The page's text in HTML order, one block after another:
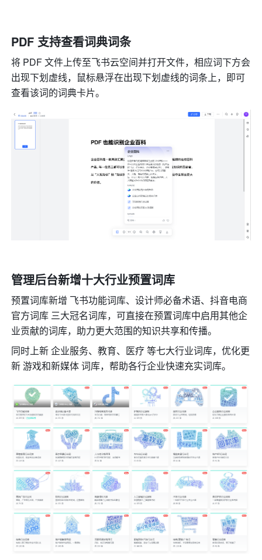
PDF 支持查看词典词条
将 PDF 文件上传至飞书云空间并打开文件，相应词下方会
出现下划虚线，鼠标悬浮在出现下划虚线的词条上，即可
查看该词的词典卡片。
管理后台新增十大行业预置词库
预置词库新增 飞书功能词库、设计师必备术语、抖音电商
官方词库 三大冠名词库，可直接在预置词库中启用其他企
业贡献的词库，助力更大范围的知识共享和传播。
同时上新 企业服务、教育、医疗 等七大行业词库，优化更
新 游戏和新媒体 词库，帮助各行企业快速充实词库。